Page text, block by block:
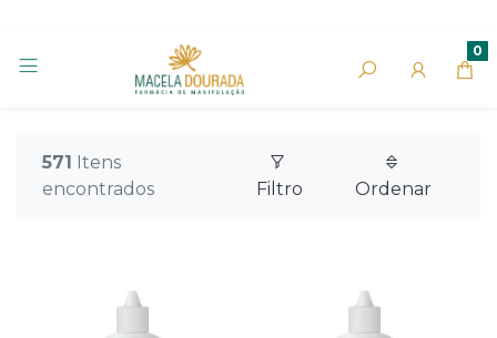
0
571 Itens
encontrados
Filtro Ordenar